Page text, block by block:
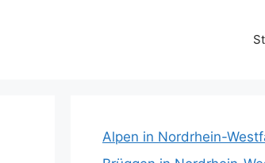
Alpen in Nordrhein-